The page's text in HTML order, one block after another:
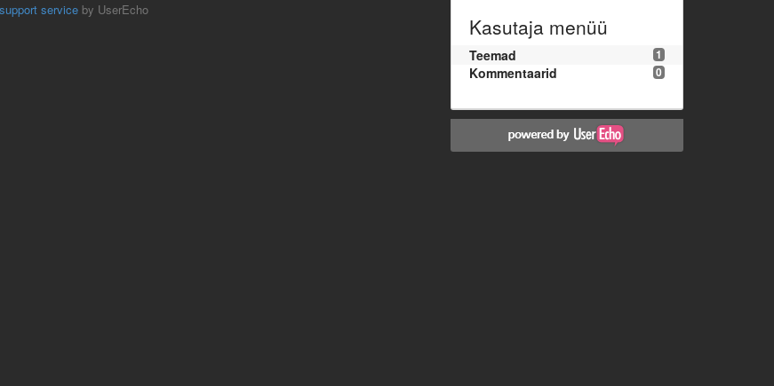
serviceby UserEcho
Kasutaja menüü
1
Teemad
0
Kommentaarid